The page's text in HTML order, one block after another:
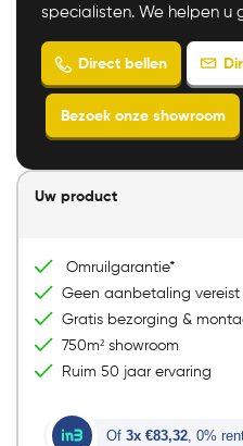
specialisten. We helpen u
Uw product
Omruilgarantie*
Geen aanbetaling vereist
Gratis bezorging &
750m² showroom
Ruim 50 jaar ervaring
Of 3x €83,32 , 0%